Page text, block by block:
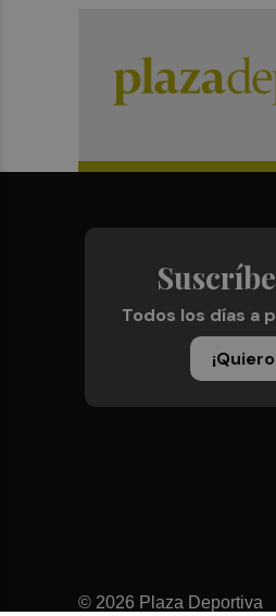
Todos los días a
© 2026 Plaza Deportiva